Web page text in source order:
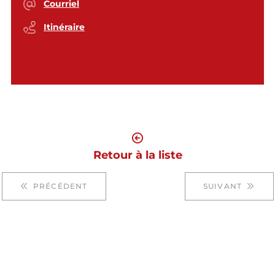
Courriel
Itinéraire
PRÉCÉDENT
Retour à la liste
SUIVANT